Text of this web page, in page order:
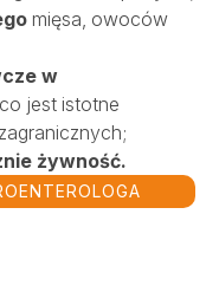
mięsa, owoców
w
jest istotne
żywność.